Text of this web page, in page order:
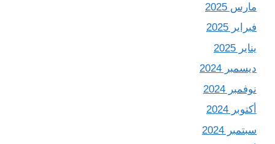
مارس 2025
فبراير 2025
يناير 2025
ديسمبر 2024
نوفمبر 2024
أكتوبر 2024
سبتمبر 2024